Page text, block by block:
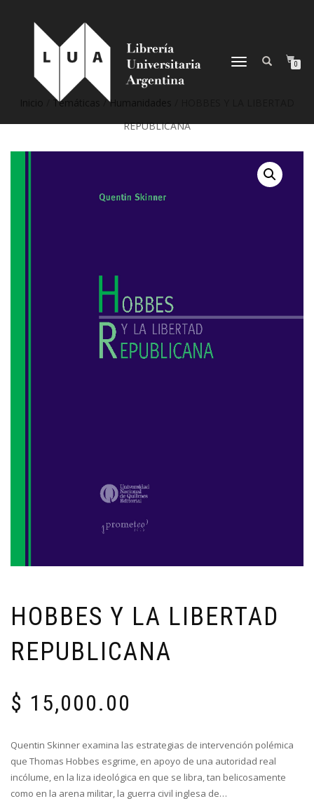
NAVEGACIÓN
0
Temáticas /Humanidades
REPUBLICANA
HOBBES Y LA LIBERTAD
REPUBLICANA
$ 15,000.00
Quentin Skinner examina las estrategias de intervención polémica
que Thomas Hobbes esgrime, en apoyo de una autoridad real
incólume, en la liza ideológica en que se libra, tan belicosamente
como en la arena militar, la guerra civil inglesa de…